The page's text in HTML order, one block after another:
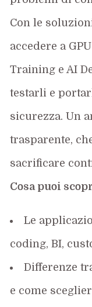
Con le
accedere a
Training e AI
testarli e
sicurezza. Un
trasparente,
sacrificare
Cosa puoi
Le
coding, BI,
Differenze
e come